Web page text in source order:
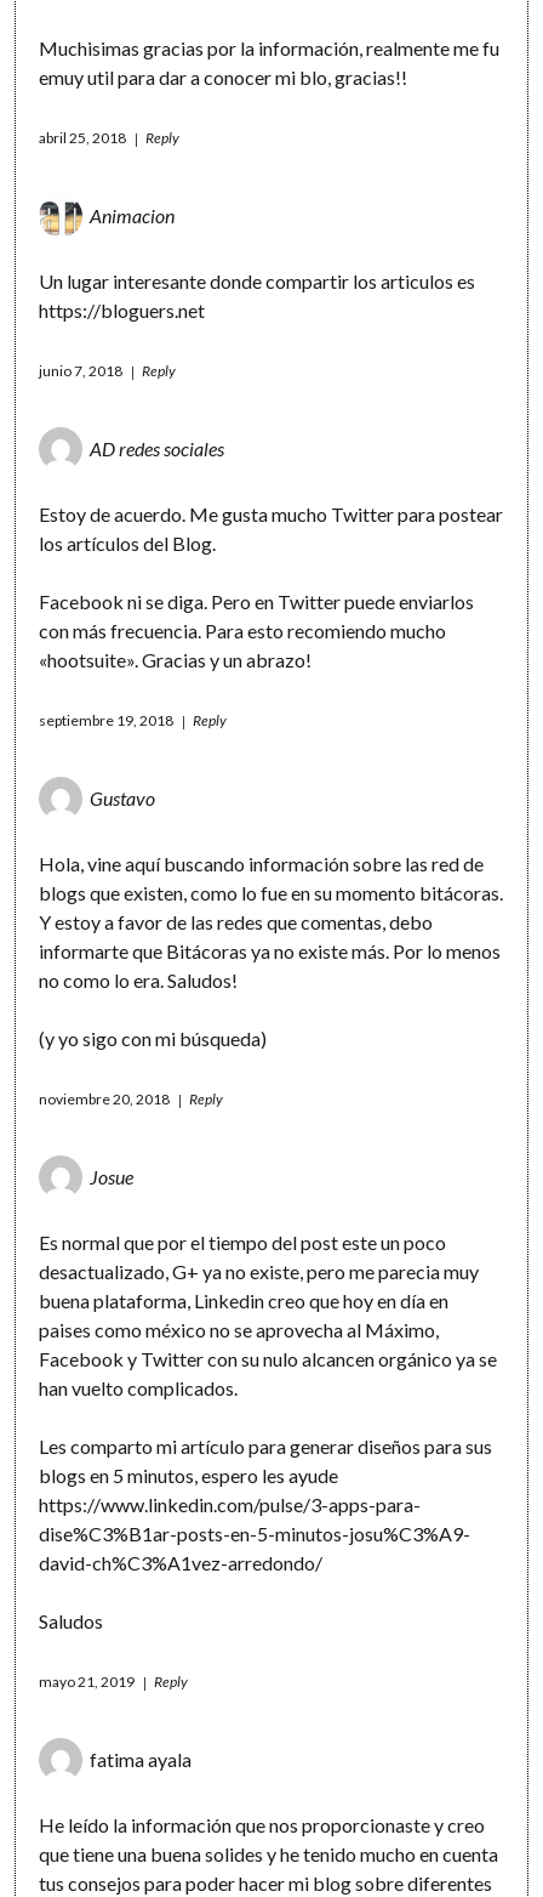
Muchisimas gracias por la información, realmente me fu
emuy util para dar a conocer mi blo, gracias!!
abril 25, 2018 Reply
Animacion
Un lugar interesante donde compartir los articulos es
https://bloguers.net
junio 7, 2018 Reply
AD redes sociales
Estoy de acuerdo. Me gusta mucho Twitter para postear
los artículos del Blog.
Facebook ni se diga. Pero en Twitter puede enviarlos
con más frecuencia. Para esto recomiendo mucho
«hootsuite». Gracias y un abrazo!
septiembre 19, 2018 Reply
Gustavo
Hola, vine aquí buscando información sobre las red de
blogs que existen, como lo fue en su momento bitácoras.
Y estoy a favor de las redes que comentas, debo
informarte que Bitácoras ya no existe más. Por lo menos
no como lo era. Saludos!
(y yo sigo con mi búsqueda)
noviembre 20, 2018 Reply
Josue
Es normal que por el tiempo del post este un poco
desactualizado, G+ ya no existe, pero me parecia muy
buena plataforma, Linkedin creo que hoy en día en
paises como méxico no se aprovecha al Máximo,
Facebook y Twitter con su nulo alcancen orgánico ya se
han vuelto complicados.
Les comparto mi artículo para generar diseños para sus
blogs en 5 minutos, espero les ayude
https://www.linkedin.com/pulse/3-apps-para-
dise%C3%B1ar-posts-en-5-minutos-josu%C3%A9-
david-ch%C3%A1vez-arredondo/
Saludos
mayo 21, 2019 Reply
fatima ayala
He leído la información que nos proporcionaste y creo
que tiene una buena solides y he tenido mucho en cuenta
tus consejos para poder hacer mi blog sobre diferentes